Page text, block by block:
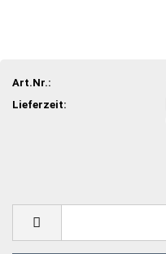
Art.Nr.:
Lieferzeit: